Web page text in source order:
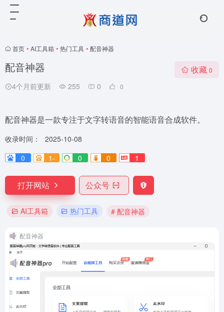
首页 • AI工具箱 • 热门工具 • 配音神器
配音神器
4个月前更新 255 0 0
收藏 0
配音神器是一款专注于文字转语音的智能语音合成软件。
收录时间：
2025-10-08
0
1- 0 0 1
打开网站 公众号
AI工具箱 热门工具 # 配音神器
配音神器